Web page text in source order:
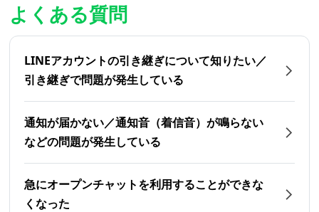
よくある質問
LINEアカウントの引き継ぎについて知りたい／
引き継ぎで問題が発生している
通知が届かない／通知音（着信音）が鳴らない
などの問題が発生している
急にオープンチャットを利用することができな
くなった